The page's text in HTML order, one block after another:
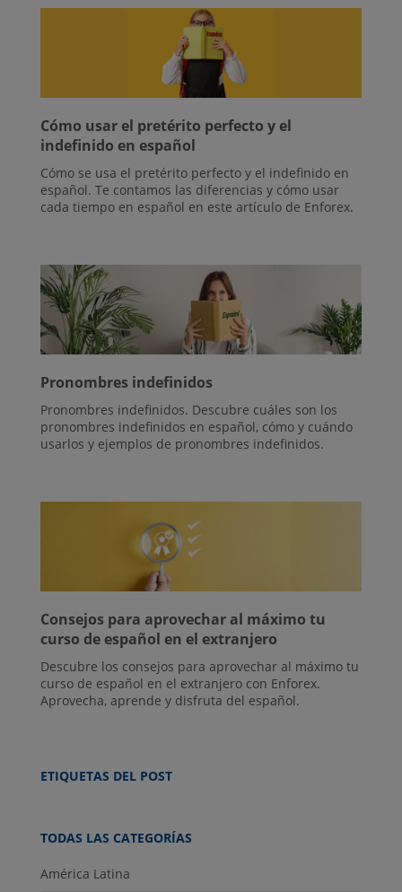
Cómo usar el pretérito perfecto y el
indefinido en español
Cómo se usa el pretérito perfecto y el indefinido en
español. Te contamos las diferencias y cómo usar
cada tiempo en español en este artículo de Enforex.
Pronombres indefinidos
Pronombres indefinidos. Descubre cuáles son los
pronombres indefinidos en español, cómo y cuándo
usarlos y ejemplos de pronombres indefinidos.
Consejos para aprovechar al máximo tu
curso de español en el extranjero
Descubre los consejos para aprovechar al máximo tu
curso de español en el extranjero con Enforex.
Aprovecha, aprende y disfruta del español.
ETIQUETAS DEL POST
TODAS LAS CATEGORÍAS
América Latina